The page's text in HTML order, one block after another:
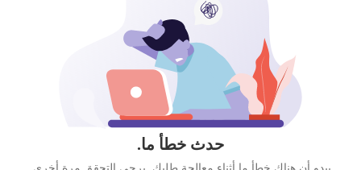
حدث خطأ ما.
يبدو أن هناك خطأ ما أثناء معالجة طلبك. يرجى التحقق مرة أخرى.